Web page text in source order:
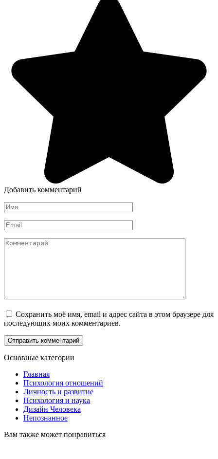
Добавить комментарий
Имя
*
Email
*
Комментарий
Сохранить моё имя, email и адрес сайта в этом браузере для
последующих моих комментариев.
Основные категории
Главная
Психология отношений
Личность и развитие
Психология и наука
Дизайн Человека
Непознанное
Вам также может понравиться